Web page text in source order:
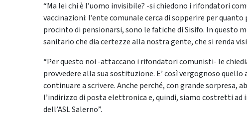
“Ma lei chi è l’uomo invisibile? -si chiedono i rifondatori
vaccinazioni: l’ente comunale cerca di sopperire per
procinto di pensionarsi, sono le fatiche di Sisifo. In questo
sanitario che dia certezze alla nostra gente, che si renda
“Per questo noi -attaccano i rifondatori comunisti- le
provvedere alla sua sostituzione. E’ così vergognoso
continuare a scrivere. Anche perché, con grande
l’indirizzo di posta elettronica e, quindi, siamo costretti
dell’ASL Salerno”.